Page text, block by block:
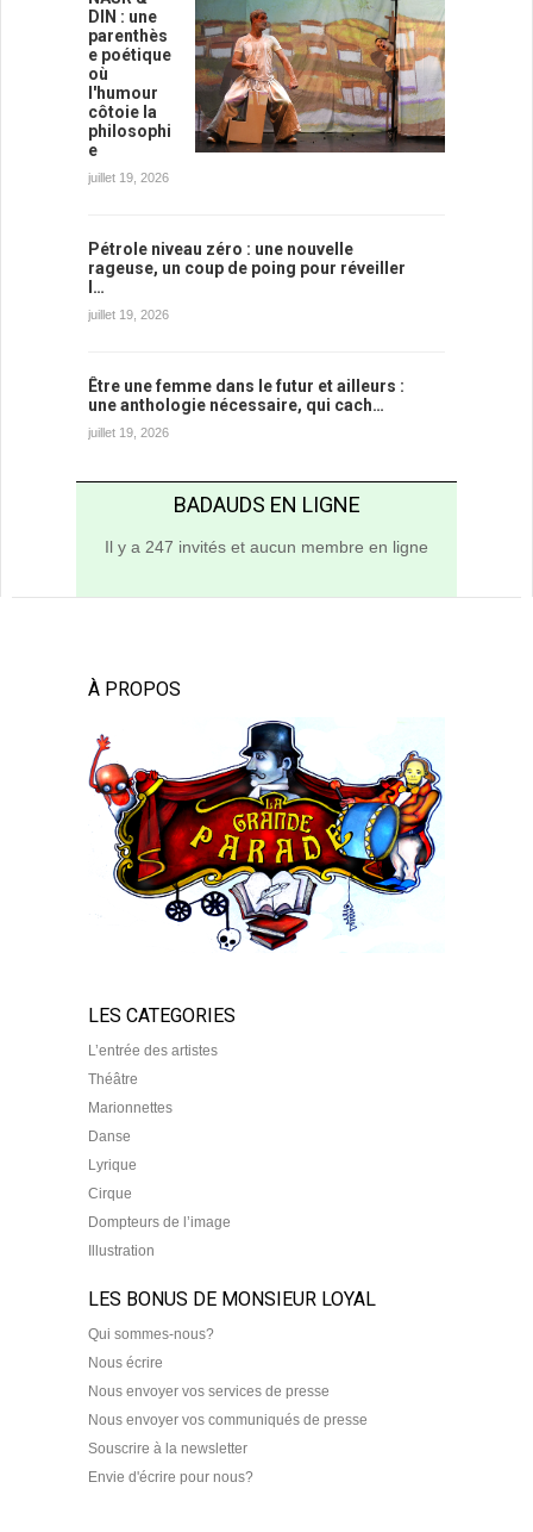
DIN : une
parenthès
e poétique
où
l'humour
côtoie la
philosophi
e
juillet 19, 2026
Pétrole niveau zéro : une nouvelle
rageuse, un coup de poing pour réveiller
l…
juillet 19, 2026
Être une femme dans le futur et ailleurs :
une anthologie nécessaire, qui cach…
juillet 19, 2026
BADAUDS EN LIGNE
Il y a 247 invités et aucun membre en ligne
À PROPOS
LES CATEGORIES
L’entrée des artistes
Théâtre
Marionnettes
Danse
Lyrique
Cirque
Dompteurs de l’image
Illustration
LES BONUS DE MONSIEUR LOYAL
Qui sommes-nous?
Nous écrire
Nous envoyer vos services de presse
Nous envoyer vos communiqués de presse
Souscrire à la newsletter
Envie d'écrire pour nous?